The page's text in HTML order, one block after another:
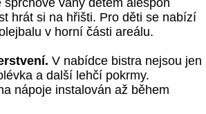
vany dětem alespoň
hrát si na hřišti. Pro děti se nabízí
v horní části areálu.
V nabídce bistra nejsou jen
a další lehčí pokrmy.
nápoje instalován až během